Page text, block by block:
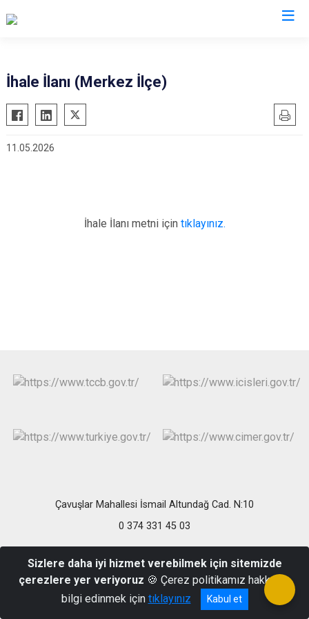
Dörtdivan
Gerede
Göynük
İhale İlanı (Merkez İlçe)
11.05.2026
İhale İlanı metni için tıklayınız.
Çavuşlar Mahallesi İsmail Altundağ Cad. N:10
0 374 331 45 03
Sizlere daha iyi hizmet verebilmek için sitemizde
çerezlere yer veriyoruz 🍪 Çerez politikamız hakkında
bilgi edinmek için tıklayınız Kabul et